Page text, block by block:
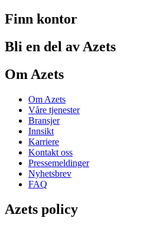
Finn kontor
Bli en del av Azets
Om Azets
Om Azets
Våre tjenester
Bransjer
Innsikt
Karriere
Kontakt oss
Pressemeldinger
Nyhetsbrev
FAQ
Azets policy